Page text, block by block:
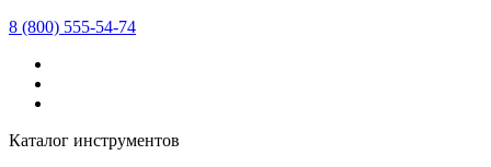
8 (800) 555-54-74
Каталог инструментов